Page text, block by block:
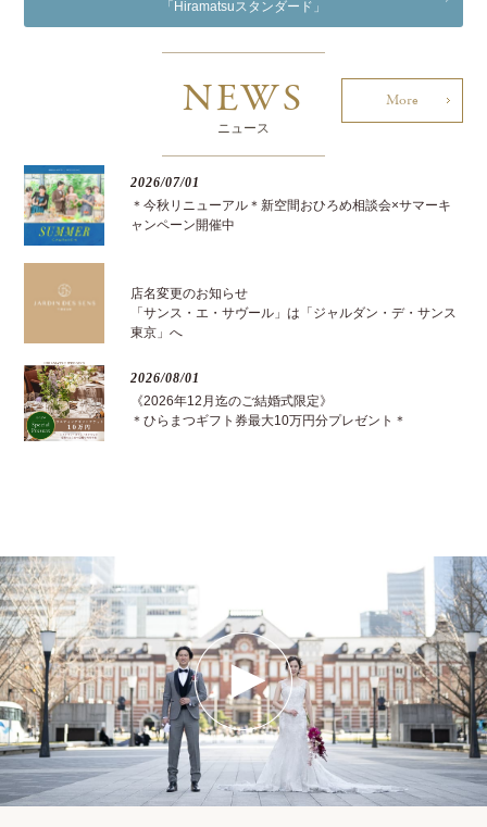
「Hiramatsuスタンダード」
NEWS
ニュース
More
2026/07/01
＊今秋リニューアル＊新空間おひろめ相談会×サマーキ
ャンペーン開催中
店名変更のお知らせ
「サンス・エ・サヴール」は「ジャルダン・デ・サンス
東京」へ
2026/08/01
《2026年12月迄のご結婚式限定》
＊ひらまつギフト券最大10万円分プレゼント＊